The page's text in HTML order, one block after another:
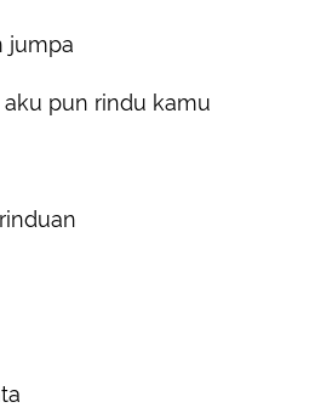
jumpa
pun rindu kamu